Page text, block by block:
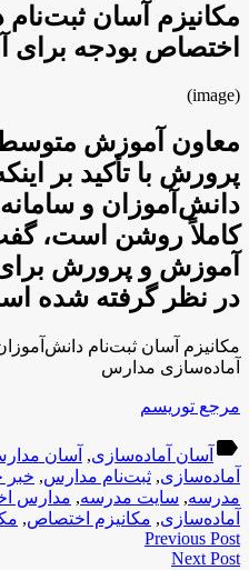
مکانیزم آسان
اختصاص بودجه
(image)
معاون آموزش
پرورش با تأکید بر
دانش‌آ‌موزان و
کاملاً روشن است،
آموزش و پرورش
در نظر گرفته شده
مکانیزم آسان ثبت‌نام
آماده‌سازی مدارس
مرجع توریسم
label آسان آماده‌سازی, آسان
آماده‌سازی, ثبت‌نام مدارس, خبر
مدرسه, سایت مدرسه, مدارس
آماده‌سازی, مکانیزم اختصاص,
Previous Post
Next Post